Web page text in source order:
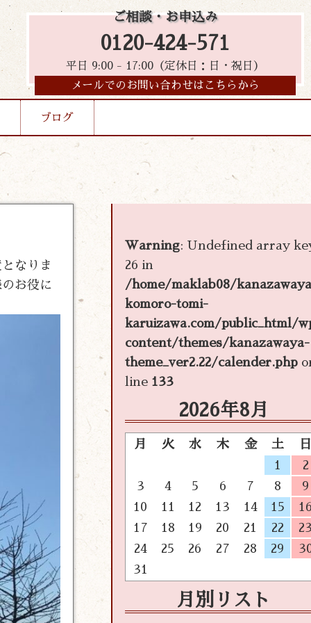
ご相談・お申込み
0120-424-571
平日 9:00 - 17:00（定休日：日・祝日）
メールでのお問い合わせはこちらから
ブログ
なりま
お役に
Warning: Undefined array
26 in
/home/maklab08/
komoro-tomi-
karuizawa.com/public_html/
content/themes/kanazawaya-
theme_ver2.22/calender.php
line 133
2026年8月
月 火 水 木 金 土
日
1
2
3
4 5 6 7 8
9
10
11 12 13 14 15
17
18 19 20 21 22
24
25 26 27 28 29
31
月別リスト